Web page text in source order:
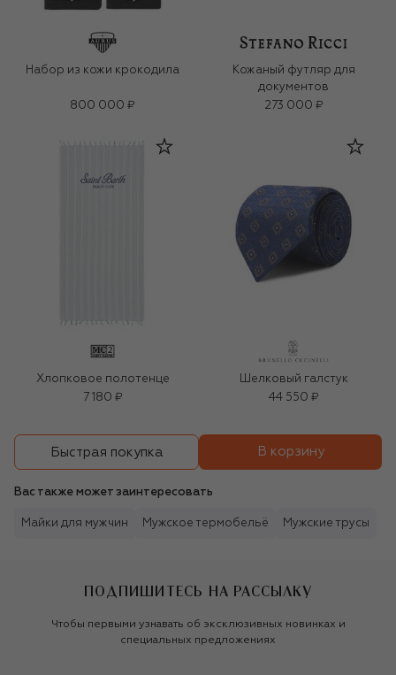
Набор из кожи крокодила
800 000 ₽
Кожаный футляр для
документов
273 000 ₽
Хлопковое полотенце
7 180 ₽
Шелковый галстук
44 550 ₽
Быстрая покупка В корзину
Вас также может заинтересовать
Майки для мужчин Мужское термобельё Мужские трусы
ПОДПИШИТЕСЬ НА РАССЫЛКУ
Чтобы первыми узнавать об эксклюзивных новинках и
специальных предложениях